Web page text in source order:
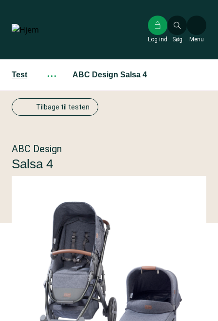
hovedindhold
Søg
Log ind Menu
Test ··· ABC Design Salsa 4
Tilbage til testen
ABC Design
Salsa 4